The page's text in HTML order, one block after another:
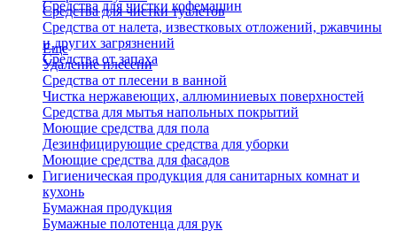
Средства для чистки кофемашин
Средства для чистки туалетов
Средства от налета, известковых отложений, ржавчины
и других загрязнений
Средства от запаха
Еще
Удаление плесени
Средства от плесени в ванной
Чистка нержавеющих, аллюминиевых поверхностей
Средства для мытья напольных покрытий
Моющие средства для пола
Дезинфицирующие средства для уборки
Моющие средства для фасадов
Гигиеническая продукция для санитарных комнат и
кухонь
Бумажная продукция
Бумажные полотенца для рук